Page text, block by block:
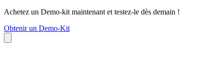
Achetez un Demo-kit maintenant et testez-le dès demain !
Obtenir un Demo-Kit